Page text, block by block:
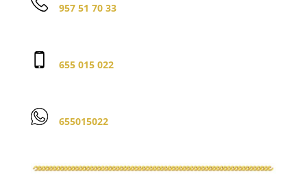
957 51 70 33
655 015 022
655015022